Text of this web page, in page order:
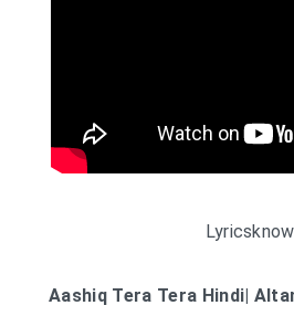
Lyricsknow
Aashiq Tera Tera Hindi|